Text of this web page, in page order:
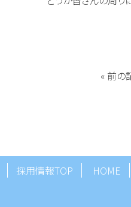
« 前の
採用情報TOP HOME